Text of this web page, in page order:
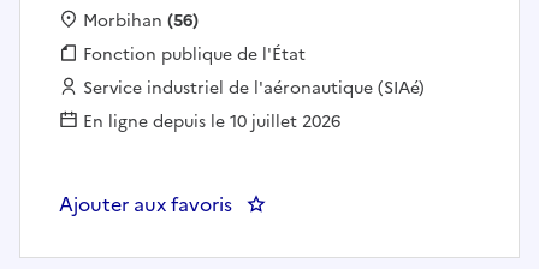
Localisation :
Morbihan (56)
Fonction publique :
Fonction publique de l'État
Employeur :
Service industriel de l'aéronautique (SIAé)
En ligne depuis le 10 juillet 2026
Ajouter aux favoris